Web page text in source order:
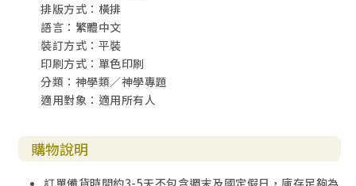
排版方式：橫排
語言：繁體中文
裝訂方式：平裝
印刷方式：單色印刷
分類：神學類／神學專題
適用對象：適用所有人
購物說明